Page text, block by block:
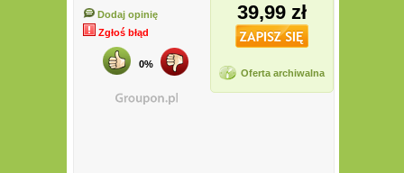
Dodaj opinię
Zgłoś błąd
0%
39,99 zł
Oferta archiwalna